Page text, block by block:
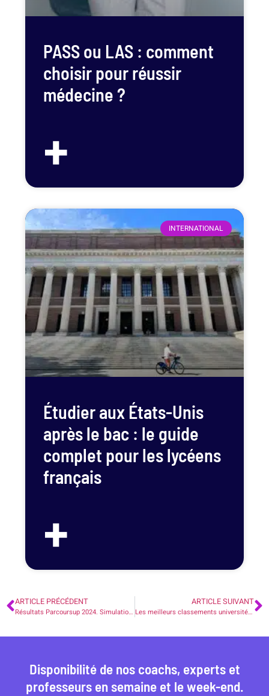
PASS ou LAS : comment
choisir pour réussir
médecine ?
+
INTERNATIONAL
Étudier aux États-Unis
après le bac : le guide
complet pour les lycéens
français
+
ARTICLE PRÉCÉDENT
Résultats Parcoursup 2024. Simulation de la phase d’admission principale.
ARTICLE SUIVANT
Les meilleurs classements universités France 2024 – Comment choisir la meilleure université pour vous
Disponibilité de nos coachs, experts et
professeurs en semaine et le week-end.